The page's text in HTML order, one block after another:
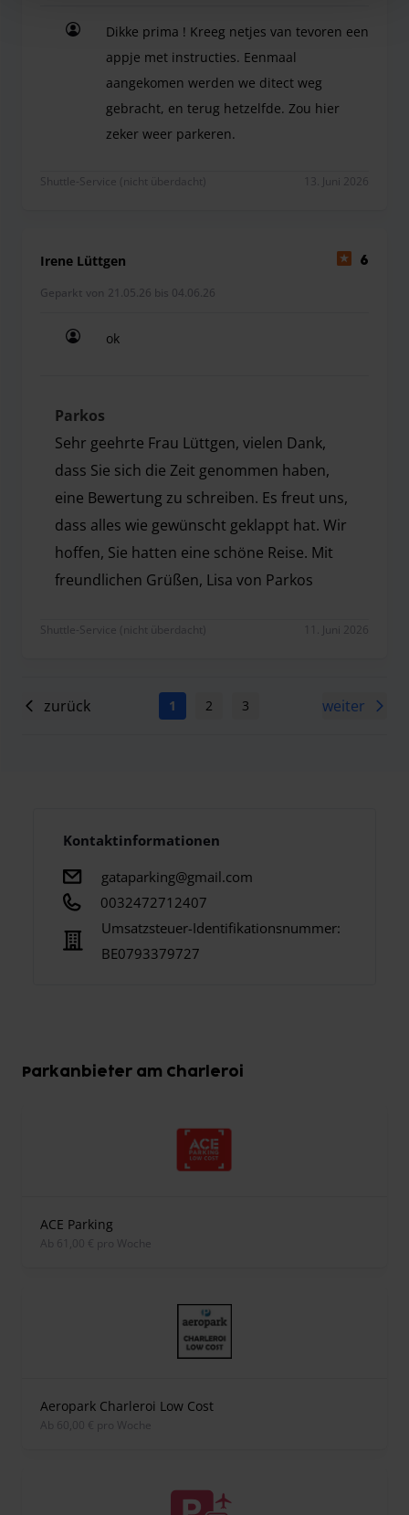
Dikke prima ! Kreeg netjes van tevoren een
appje met instructies. Eenmaal
aangekomen werden we ditect weg
gebracht, en terug hetzelfde. Zou hier
zeker weer parkeren.
Shuttle-Service (nicht überdacht) 13. Juni 2026
Irene Lüttgen 6
Geparkt von 21.05.26 bis 04.06.26
ok
Parkos
Sehr geehrte Frau Lüttgen, vielen Dank,
dass Sie sich die Zeit genommen haben,
eine Bewertung zu schreiben. Es freut uns,
dass alles wie gewünscht geklappt hat. Wir
hoffen, Sie hatten eine schöne Reise. Mit
freundlichen Grüßen, Lisa von Parkos
Shuttle-Service (nicht überdacht) 11. Juni 2026
zurück 1 2 3 6
weiter
Kontaktinformationen
gataparking@gmail.com
0032472712407
Umsatzsteuer-Identifikationsnummer:
BE0793379727
Parkanbieter am Charleroi
ACE Parking
ab 61,00 € pro Woche
Aeropark Charleroi Low Cost
ab 60,00 € pro Woche